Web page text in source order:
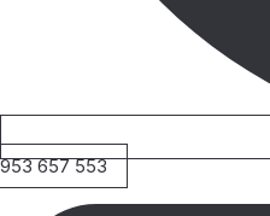
953 657 553